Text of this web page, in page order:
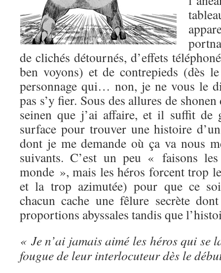
de clichés détournés, d’effets
ben voyons) et de contrepieds (dès
personnage qui… non, je ne vous le
pas s’y fier. Sous des allures de
seinen que j’ai affaire, et il suffit de
surface pour trouver une histoire
dont je me demande où ça va nous
suivants. C’est un peu « faisons
monde », mais les héros forcent trop
et la trop azimutée) pour que ce
chacun cache une fêlure secrète
proportions abyssales tandis que
« Je n’ai jamais aimé les héros qui se
fougue de leur interlocuteur dès le